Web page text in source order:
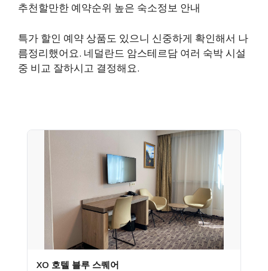
추천할만한 예약순위 높은 숙소정보 안내
특가 할인 예약 상품도 있으니 신중하게 확인해서 나
름정리했어요. 네덜란드 암스테르담 여러 숙박 시설
중 비교 잘하시고 결정해요.
XO 호텔 블루 스퀘어